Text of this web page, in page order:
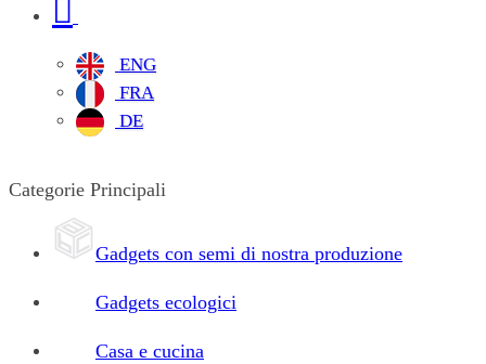
ENG
FRA
DE
Categorie Principali
Gadgets con semi di nostra produzione
Gadgets ecologici
Casa e cucina